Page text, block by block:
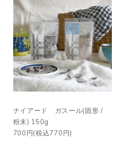
ナイアード ガスール(固形 /
粉末) 150g
700円(税込770円)